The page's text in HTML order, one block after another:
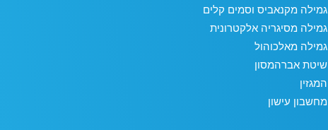
גמילה מקנאביס וסמים קלים
גמילה מסיגריה אלקטרונית
גמילה מאלכוהול
שיטת אברהמסון
המגזין
מחשבון עישון